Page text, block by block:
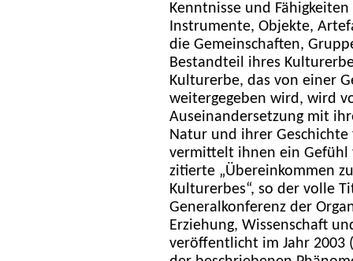
Kenntnisse und
Instrumente, Objekte,
die Gemeinschaften,
Bestandteil ihres
Kulturerbe, das von einer
weitergegeben wird, wird
Auseinandersetzung mit
Natur und ihrer
vermittelt ihnen ein Gefühl
zitierte „Übereinkommen
Kulturerbes“, so der volle
Generalkonferenz der
Erziehung, Wissenschaft
veröffentlicht im Jahr 2003